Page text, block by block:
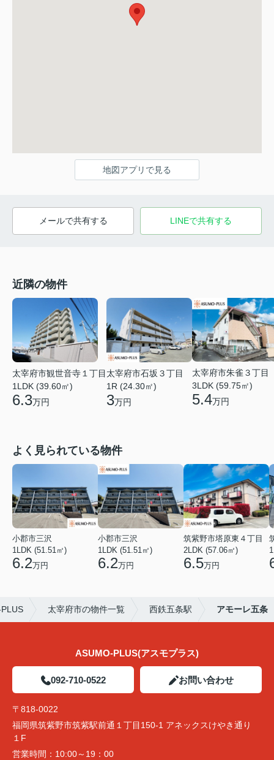
地図アプリで見る
メールで共有する LINEで共有する
近隣の物件
太宰府市観世音寺１丁目
1LDK (39.60㎡)
6.3万円
太宰府市石坂３丁目
1R (24.30㎡)
3万円
太宰府市朱雀３丁目
3LDK (59.75㎡)
5.4万円
よく見られている物件
小郡市三沢
1LDK (51.51㎡)
6.2万円
小郡市三沢
1LDK (51.51㎡)
6.2万円
筑紫野市塔原東４丁目
2LDK (57.06㎡)
6.5万円
太宰府市の物件一覧 西鉄五条駅 アモーレ五条
ASUMO-PLUS(アスモプラス)
092-710-0522 お問い合わせ
〒818-0022
福岡県筑紫野市筑紫駅前通１丁目150-1 アネックスけやき通り
１F
営業時間： 10:00～19：00